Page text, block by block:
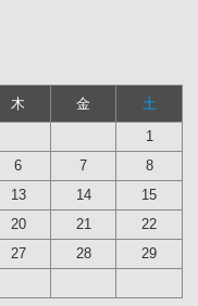
木 金
土
1
6 7
8
13 14
15
20 21
22
27 28
29